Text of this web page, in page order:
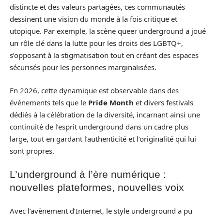
distincte et des valeurs partagées, ces communautés
dessinent une vision du monde à la fois critique et
utopique. Par exemple, la scène queer underground a joué
un rôle clé dans la lutte pour les droits des LGBTQ+,
s’opposant à la stigmatisation tout en créant des espaces
sécurisés pour les personnes marginalisées.
En 2026, cette dynamique est observable dans des
événements tels que le Pride Month et divers festivals
dédiés à la célébration de la diversité, incarnant ainsi une
continuité de l’esprit underground dans un cadre plus
large, tout en gardant l’authenticité et l’originalité qui lui
sont propres.
L’underground à l’ère numérique :
nouvelles plateformes, nouvelles voix
Avec l’avènement d’Internet, le style underground a pu